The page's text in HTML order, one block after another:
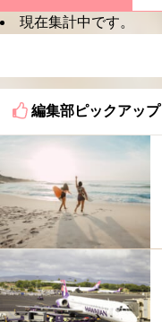
現在集計中です。
編集部ピックアップ